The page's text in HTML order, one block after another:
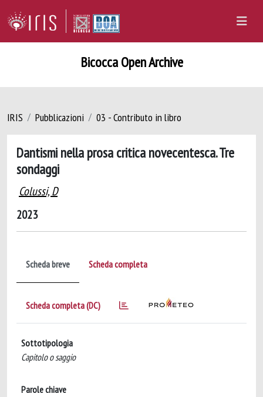
Bicocca Open Archive
IRIS Pubblicazioni 03 - Contributo in libro
Dantismi nella prosa critica novecentesca. Tre
sondaggi
Colussi, D
2023
Scheda breve Scheda completa
Scheda completa (DC)
Sottotipologia
Capitolo o saggio
Parole chiave